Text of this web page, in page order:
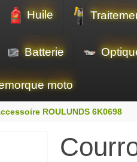
Huile
Batterie
moto
ROULUNDS 6K0698